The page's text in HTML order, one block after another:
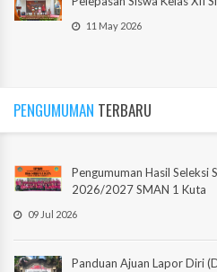
11 May 2026
PENGUMUMAN TERBARU
Pengumuman Hasil Seleksi
2026/2027 SMAN 1 Kuta
09 Jul 2026
Panduan Ajuan Lapor Diri